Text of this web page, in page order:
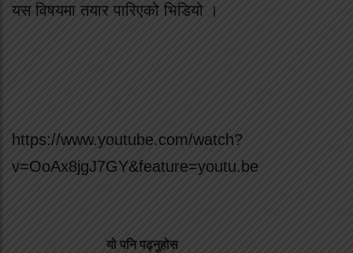
यस विषयमा तयार पारिएको भिडियो ।
https://www.youtube.com/watch?
v=OoAx8jgJ7GY&feature=youtu.be
यो पनि पढ्नुहोस